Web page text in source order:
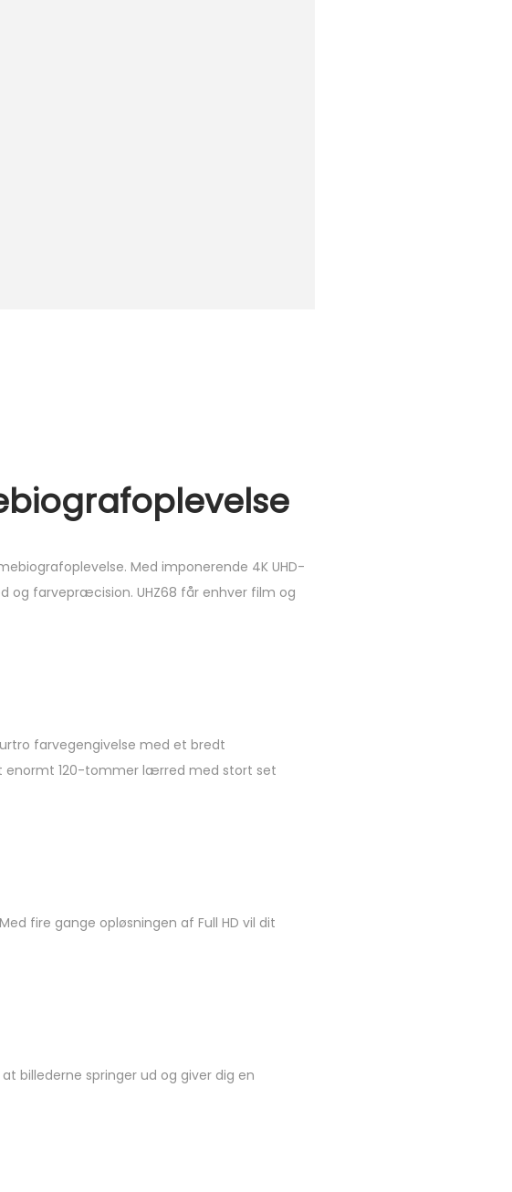
Med imponerende 4K UHD-
og farvepræcision. UHZ68 får enhver film og
farvegengivelse med et bredt
enormt 120-tommer lærred med stort set
fire gange opløsningen af ​​Full HD vil dit
billederne springer ud og giver dig en